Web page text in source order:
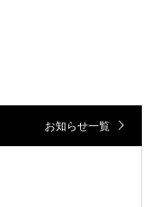
お知らせ一覧